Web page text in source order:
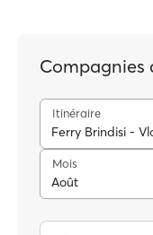
Compagnies
Itinéraire
Ferry Brindisi -
Mois
Août